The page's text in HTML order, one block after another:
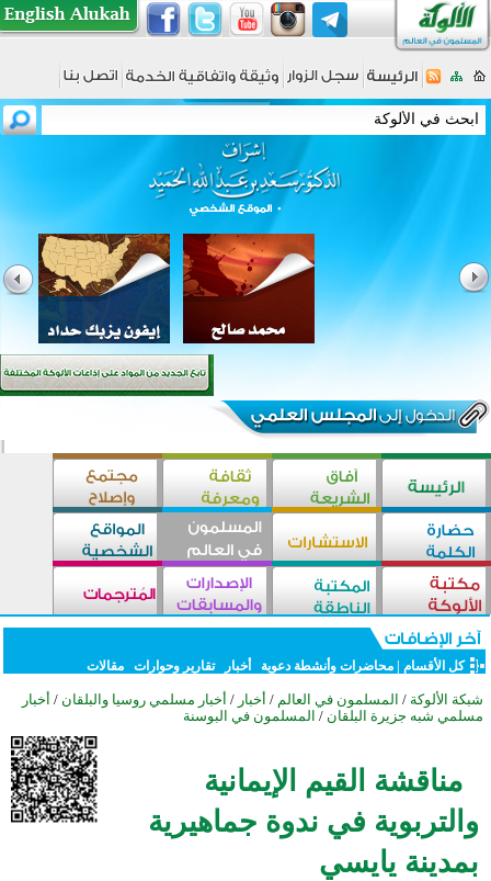
كل الأقسام |محاضرات وأنشطة دعوية أخبار تقارير وحوارات مقالات
شبكة الألوكة / المسلمون في العالم / أخبار / أخبار مسلمي روسيا والبلقان / أخبار
مسلمي شبه جزيرة البلقان / المسلمون في البوسنة
مناقشة القيم الإيمانية
والتربوية في ندوة جماهيرية
بمدينة يايسي